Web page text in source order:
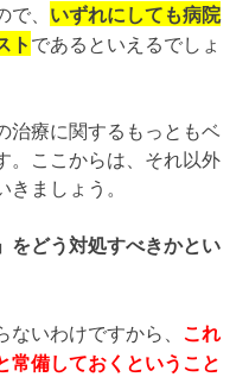
、 いずれにしても病院
トであるといえるでしょ
治療に関するもっともベ
。ここからは、それ以外
ましょう。
をどう対処すべきかとい
いわけですから、 これ
常備しておくということ